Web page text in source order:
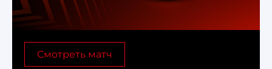
Лига 1, Чемпионат Франции
Бундеслига, Чемпионат Германии
Смотреть матч